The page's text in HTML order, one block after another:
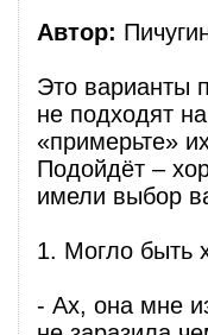
Автор:
Это варианты
не подходят
«примерьте»
Подойдёт –
имели выбор
1. Могло быть
- Ах, она мне